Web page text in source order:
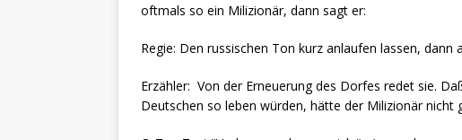
oftmals so ein Milizionär, dann sagt er:
Regie: Den russischen Ton kurz anlaufen lassen,
Erzähler: Von der Erneuerung des Dorfes redet sie.
Deutschen so leben würden, hätte der Milizionär nicht